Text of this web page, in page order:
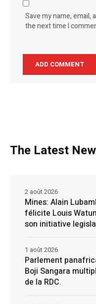
Save my name,
the next time I
The Latest
Mines: Alain
félicite Louis
son initiative
2 août 2026
Parlement
Boji Sangara
de la RDC.
1 août 2026